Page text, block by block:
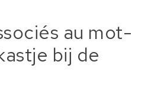
au mot-
bij de